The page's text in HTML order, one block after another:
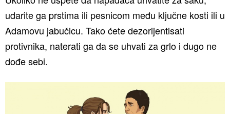
udarite ga prstima ili pesnicom među ključne kosti ili u
Adamovu jabučicu. Tako ćete dezorijentisati
protivnika, naterati ga da se uhvati za grlo i dugo ne
dođe sebi.